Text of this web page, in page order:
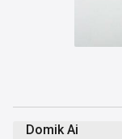
Domik Ai